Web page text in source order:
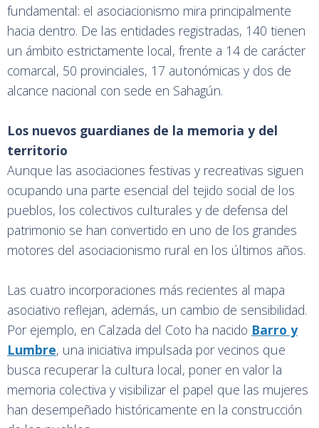
fundamental: el asociacionismo mira principalmente
hacia dentro. De las entidades registradas, 140 tienen
un ámbito estrictamente local, frente a 14 de carácter
comarcal, 50 provinciales, 17 autonómicas y dos de
alcance nacional con sede en Sahagún.
Los nuevos guardianes de la memoria y del
territorio
Aunque las asociaciones festivas y recreativas siguen
ocupando una parte esencial del tejido social de los
pueblos, los colectivos culturales y de defensa del
patrimonio se han convertido en uno de los grandes
motores del asociacionismo rural en los últimos años.
Las cuatro incorporaciones más recientes al mapa
asociativo reflejan, además, un cambio de sensibilidad.
Por ejemplo, en Calzada del Coto ha nacido Barro y
Lumbre, una iniciativa impulsada por vecinos que
busca recuperar la cultura local, poner en valor la
memoria colectiva y visibilizar el papel que las mujeres
han desempeñado históricamente en la construcción